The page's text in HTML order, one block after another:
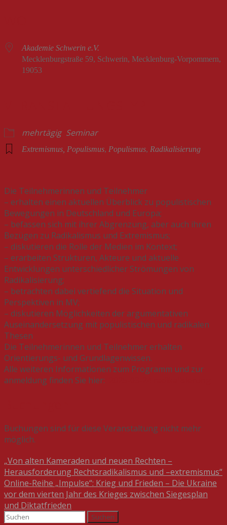
Akademie Schwerin e.V.
Mecklenburgstraße 59, Schwerin, Mecklenburg-Vorpommern,
19053
mehrtägig Seminar
Extremismus, Populismus, Populismus, Radikalisierung
Die Teilnehmerinnen und Teilnehmer
– erhalten einen aktuellen Überblick zu populistischen
Bewegungen in Deutschland und Europa;
– befassen sich mit ihrer Abgrenzung, aber auch ihren
Bezügen zu Radikalismus und Extremismus;
– diskutieren die Rolle der Medien im Kontext;
– erarbeiten Strukturen, Akteure und aktuelle
Entwicklungen unterschiedlicher Strömungen von
Radikalisierung;
– betrachten dabei vertiefend die Situation und
Perspektiven in MV;
– diskutieren Möglichkeiten der argumentativen
Auseinandersetzung mit populistischen und radikalen
Thesen
Die Teilnehmerinnen und Teilnehmer erhalten
Orientierungs- und Grundlagenwissen.
Alle weiteren Informationen zum Programm und zur
anmeldung finden Sie hier:
Buchungen sind für diese Veranstaltung nicht mehr
möglich.
Beitragsnavigation
„Von alten Kameraden und neuen Rechten –
Herausforderung Rechtsradikalismus und –extremismus“
Online-Reihe „Impulse“: Krieg und Frieden – Die Ukraine
vor dem vierten Jahr des Krieges zwischen Siegesplan
und Diktatfrieden
Suchen